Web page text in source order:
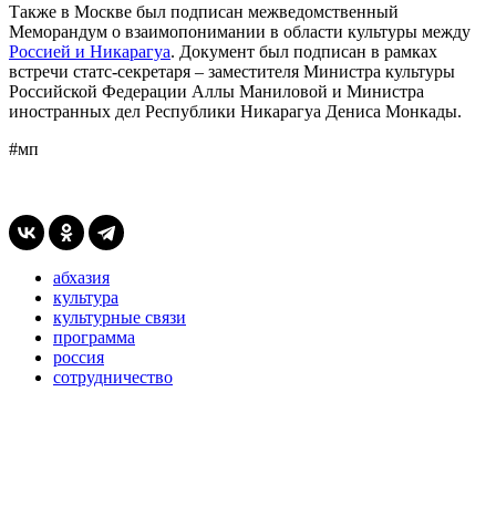
Также в Москве был подписан межведомственный
Меморандум о взаимопонимании в области культуры между
Россией и Никарагуа. Документ был подписан в рамках
встречи статс-секретаря – заместителя Министра культуры
Российской Федерации Аллы Маниловой и Министра
иностранных дел Республики Никарагуа Дениса Монкады.
#мп
абхазия
культура
культурные связи
программа
россия
сотрудничество